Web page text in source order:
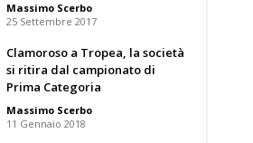
Massimo Scerbo
25 Settembre 2017
Clamoroso a Tropea, la società
si ritira dal campionato di
Prima Categoria
Massimo Scerbo
11 Gennaio 2018